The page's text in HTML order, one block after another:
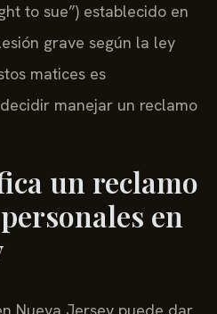
to sue”) establecido en
grave según la ley
matices es
manejar un reclamo
un reclamo
en
Nueva Jersey puede dar